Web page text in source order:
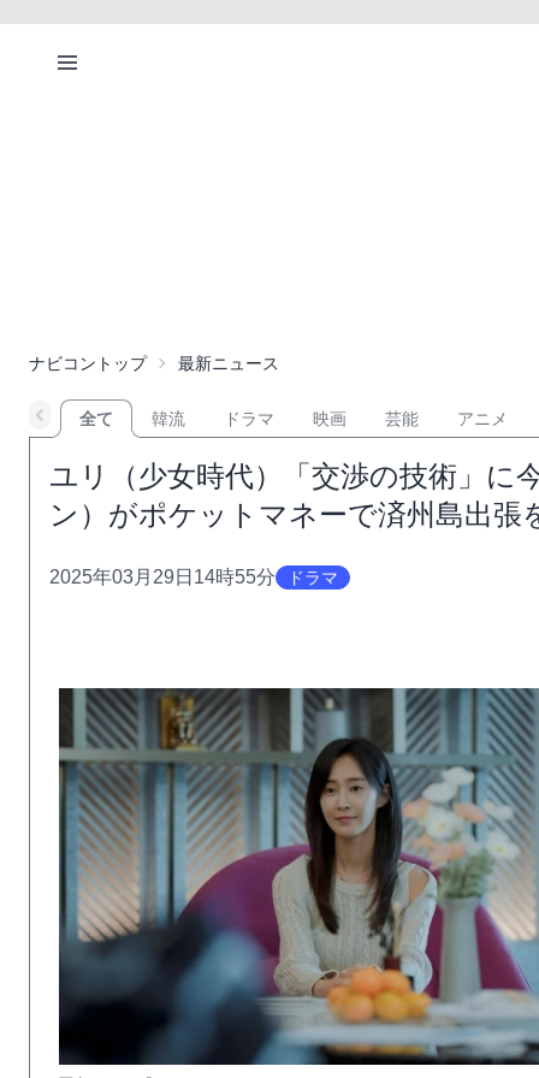
ナビコントップ 最新ニュース
全て 韓流 ドラマ 映画 芸能 アニメ
ユリ（少女時代）「交渉の技術」に
ン）がポケットマネーで済州島出張
2025年03月29日14時55分 ドラマ